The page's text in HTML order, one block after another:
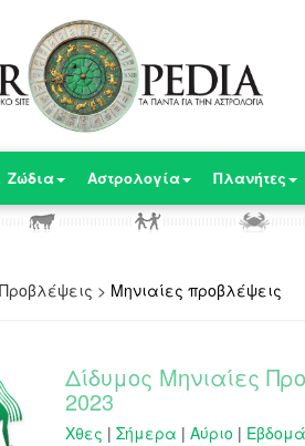
Ζώδια Αστρολογία Πλανήτες
Προβλέψεις > Μηνιαίες προβλέψεις
Δίδυμος Μηνιαίες
2023
Χθες | Σήμερα | Αύριο |